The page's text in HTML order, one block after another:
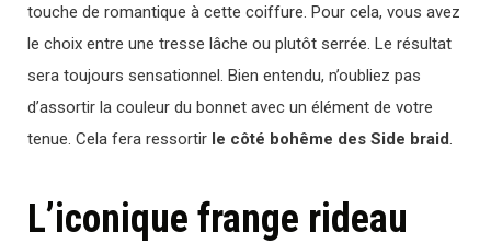
touche de romantique à cette coiffure. Pour cela, vous avez
le choix entre une tresse lâche ou plutôt serrée. Le résultat
sera toujours sensationnel. Bien entendu, n’oubliez pas
d’assortir la couleur du bonnet avec un élément de votre
tenue. Cela fera ressortir le côté bohême des Side braid
L’iconique frange rideau